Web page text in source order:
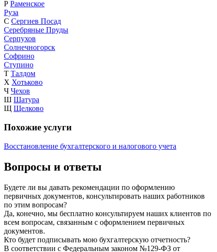
Р Раменское
Руза
С Сергиев Посад
Серебряные Пруды
Серпухов
Солнечногорск
Софрино
Ступино
Т Талдом
Х Хотьково
Ч Чехов
Ш Шатура
Щ Щелково
Похожие услуги
Восстановление бухгалтерского и налогового учета
Вопросы и ответы
Будете ли вы давать рекомендации по оформлению
первичных документов, консультировать наших работников
по этим вопросам?
Да, конечно, мы бесплатно консультируем наших клиентов по
всем вопросам, связанным с оформлением первичных
документов.
Кто будет подписывать мою бухгалтерскую отчетность?
В соответствии с Федеральным законом №129-ФЗ от